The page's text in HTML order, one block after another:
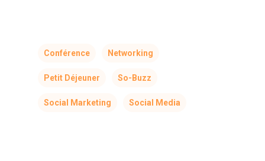
Conférence Networking
Petit Déjeuner So-Buzz
Social Marketing Social Media